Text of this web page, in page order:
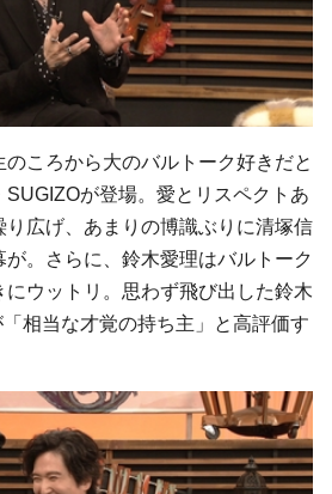
ころから大のバルトーク好きだと
が登場。愛とリスペクトあ
広げ、あまりの博識ぶりに清塚信
。さらに、鈴木愛理はバルトーク
ウットリ。思わず飛び出した鈴木
相当な才覚の持ち主」と高評価す